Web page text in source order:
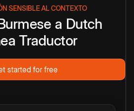
SENSIBLE AL CONTEXTO
a Dutch
Traductor
started for free